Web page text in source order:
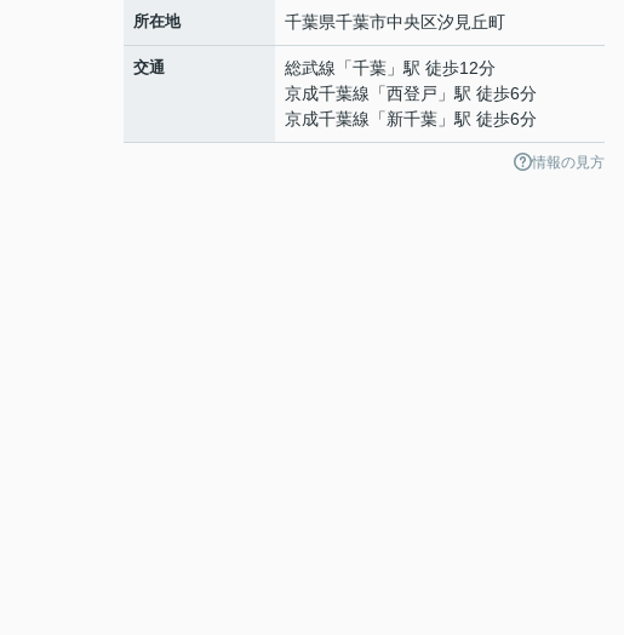
所在地 千葉県千葉市中央区汐見丘町
交通 総武線 「千葉 」駅 徒歩12分
京成千葉線 「西登戸 」駅 徒歩6分
京成千葉線 「新千葉 」駅 徒歩6分
情報の見方